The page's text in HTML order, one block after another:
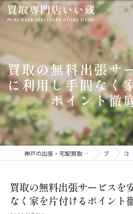
買取の無料出張サ
に利用し手間なく
ポイント徹
神戸の出張・宅配買取専門いい蔵｜腕時計・金・貴金属・ジュエリーを高価買取 ブログ コラム
買取の無料出張サービスを
なく家を片付けるポイント